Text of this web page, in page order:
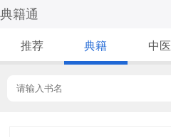
典籍通
推荐 典籍 中医